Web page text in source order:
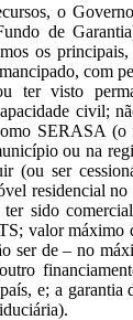
o
de
os
com
ter visto
civil;
SERASA (o
ou na
(ou ser
residencial
sido
valor máximo
ser de – no
e; a garantia